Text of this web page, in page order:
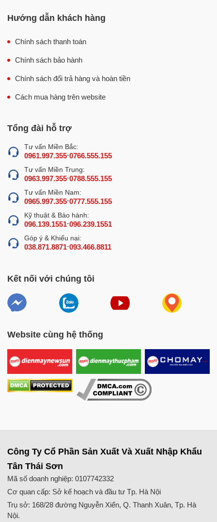
Hướng dẫn khách hàng
Chính sách thanh toán
Chính sách bảo hành
Chính sách đổi trả hàng và hoàn tiền
Cách mua hàng trên website
Tổng đài hỗ trợ
Tư vấn Miền Bắc:
0961.997.355-0766.555.155
Tư vấn Miền Trung:
0963.997.355-0788.555.155
Tư vấn Miền Nam:
0965.997.355-0777.555.155
Kỹ thuật & Bảo hành:
096.139.1551-096.239.1551
Góp ý & Khiếu nại:
038.871.8871-093.466.8811
Kết nối với chúng tôi
Website cùng hệ thống
Công Ty Cổ Phần Sản Xuất Và Xuất Nhập Khẩu
Tân Thái Sơn
Mã số doanh nghiệp: 0107742332
Cơ quan cấp: Sở kế hoạch và đầu tư Tp. Hà Nội
Trụ sở: 168/28 đường Nguyễn Xiển, Q. Thanh Xuân, Tp. Hà
Nội.